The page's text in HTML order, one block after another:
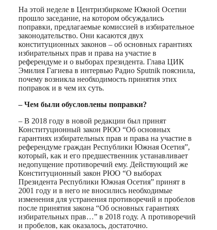
Print
На этой неделе в Центризбиркоме Южной Осетии
прошло заседание, на котором обсуждались
поправки, предлагаемые комиссией в избирательное
законодательство. Они касаются двух
конституционных законов – об основных гарантиях
избирательных прав и права на участие в
референдуме и о выборах президента. Глава ЦИК
Эмилия Гагиева в интервью Радио Sputnik пояснила,
почему возникла необходимость принятия этих
поправок и в чем их суть.
– Чем были обусловлены поправки?
– В 2018 году в новой редакции был принят
Конституционный закон РЮО “Об основных
гарантиях избирательных прав и права на участие в
референдуме граждан Республики Южная Осетия”,
который, как и его предшественник устанавливает
недопущение противоречий ему. Действующий же
Конституционный закон РЮО “О выборах
Президента Республики Южная Осетия” принят в
2001 году и в него не вносились необходимые
изменения для устранения противоречий и пробелов
после принятия закона “Об основных гарантиях
избирательных прав…” в 2018 году. А противоречий
и пробелов, как оказалось, достаточно.